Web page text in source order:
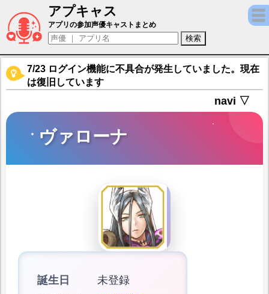
アプキャス
ヴァローナ（声優：甲斐田裕子)【アルカ・
アプリの参加声優キャストまとめ
7/23 ログイン機能に不具合が発生していました。現在
は復旧しています
navi ▽
ヴァローナ
誕生日
未登録